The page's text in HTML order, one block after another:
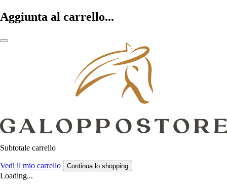
Aggiunta al carrello...
Subtotale carrello
Vedi il mio carrello Continua lo shopping
Loading...